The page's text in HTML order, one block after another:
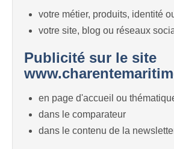
votre métier, produits, identité
votre site, blog ou réseaux
Publicité sur le site
en page d'accueil ou
dans le comparateur
dans le contenu de la